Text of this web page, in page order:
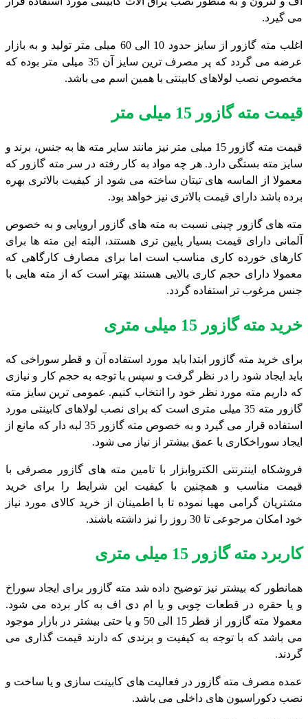
می گیرد.
اغلب مته گازور از سایز حدود 10 الی 60 میلی متر تولید و به بازار
عرضه می گردد که پر مصرف ترین سایز آن 35 میلی متر بوده که
مخصوص نصب لولاهای کابینتی با همین اسم می باشد.
قیمت مته گازور 15 میلی متر
قیمت مته گازور 15 میلی متر نیز مانند سایر مته ها به جنس، برند و
سایز مته بستگی دارد. هر چه مواد به کار رفته در سر مته گازور که
معمولا از الماسه های تیتان ساخته می شود از کیفیت بالاتری بهره
برده باشد دارای قیمت بالاتری نیز خواهد بود.
مته های گازور چینی نسبت به مته های گازور اروپایی و به خصوص
آلمانی دارای قیمت بسیار پایین تری هستند، البته این مته ها برای
کارهای خورده کاری مناسب است اما برای مصارف کارگاهی که
معمولا دارای حجم کاری بالایی هستند بهتر است که از مته هایی با
جنس مرغوب تر استفاده گردد.
خرید مته گازور 15 میلی متری
برای خرید مته گازور ابتدا باید مورد استفاده آن و قطر سوراخی که
باید ایجاد شود را در نظر گرفت و سپس با توجه به حجم کار و نیازی
که داریم مته مورد نظر خود را انتخاب کنیم. عمومی ترین سایز مته
گازور مته 35 میلی متری است که برای نصب لولاهای کابینتی مورد
استفاده قرار می گیرد و به خصوص مته گازور 35 لبه دار که مانع از
ایجاد سوراخکاری با عمق بیشتر از نیاز می شود.
فروشکاه اینترنتی الکتروابزار با تامین مته های گازور مصرفی با
قیمت مناسب و همچنین با کیفیت این شرایط را برای خرید
مشتریان گرامی مهیا نموده تا با اطمینان از خرید کالای مورد نیاز
خود امکان مرجوعی تا 30 روز را نیز داشته باشند.
کاربرد مته گازور 15 میلی متری
همانطور که بیشتر نیز توضیح داده شد مته گازور برای ایجاد سوراخ
و یا حقره در قطعات چوبی و یا ام دی اف به کار برده می شود.
معمولا مته گازور از قطر 15 الی 50 و یا حتی بیشتر در بازار موجود
می باشد که با توجه به کیفیت و برندی که دارند قیمت گذاری می
گردند.
عمده مصرف مته گازور در فعالیت های کابینت سازی و یا ساخت و
نصب دکوراسیون های داخلی می باشد.